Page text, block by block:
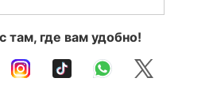
там, где вам удобно!